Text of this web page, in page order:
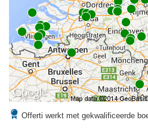
Offerti werkt met gekwalificeerde